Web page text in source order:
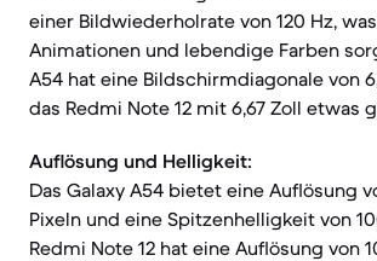
einer Bildwiederholrate von 120 Hz,
Animationen und lebendige Farben
A54 hat eine Bildschirmdiagonale von
das Redmi Note 12 mit 6,67 Zoll etwas
Auflösung und Helligkeit:
Das Galaxy A54 bietet eine Auflösung
Pixeln und eine Spitzenhelligkeit von
Redmi Note 12 hat eine Auflösung von